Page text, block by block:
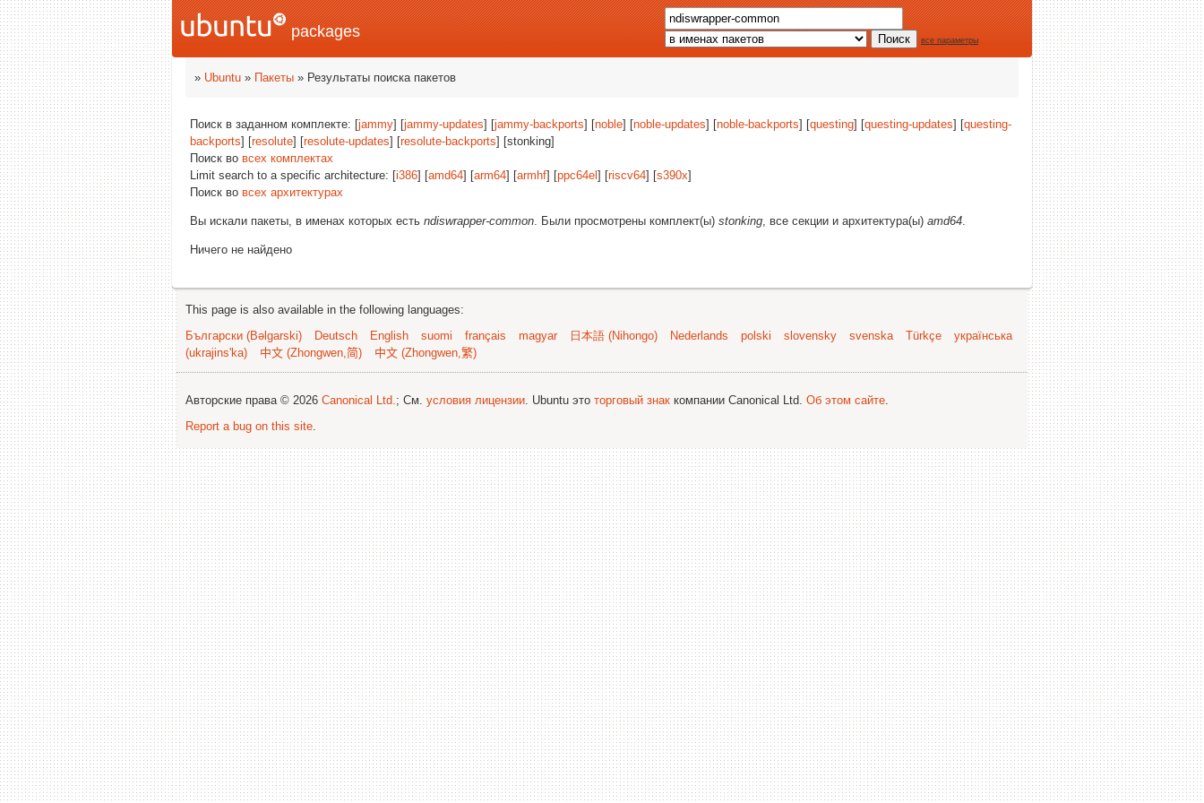
packages все параметры
» Ubuntu » Пакеты » Результаты поиска пакетов
Поиск в заданном комплекте: [jammy] [jammy-updates] [jammy-backports] [noble] [noble-updates] [noble-backports] [questing] [questing-updates] [questing-
backports] [resolute] [resolute-updates] [resolute-backports] [stonking]
Поиск во всех комплектах
Limit search to a specific architecture: [i386] [amd64] [arm64] [armhf] [ppc64el ] [riscv64] [s390x]
Поиск во всех архитектурах
Вы искали пакеты, в именах которых есть ndiswrapper-common. Были просмотрены комплект(ы) stonking, все секции и архитектура(ы) amd64.
Ничего не найдено
This page is also available in the following languages:
Български (Bəlgarski)
Deutsch English suomi français magyar 日本語 (Nihongo) Nederlands polski slovensky svenska Türkçe
українська
(ukrajins'ka)
中文 (Zhongwen,简) 中文 (Zhongwen,繁)
Авторские права © 2026 Canonical Ltd.; См. условия лицензии. Ubuntu это торговый знак компании Canonical Ltd. Об этом сайте.
Report a bug on this site.